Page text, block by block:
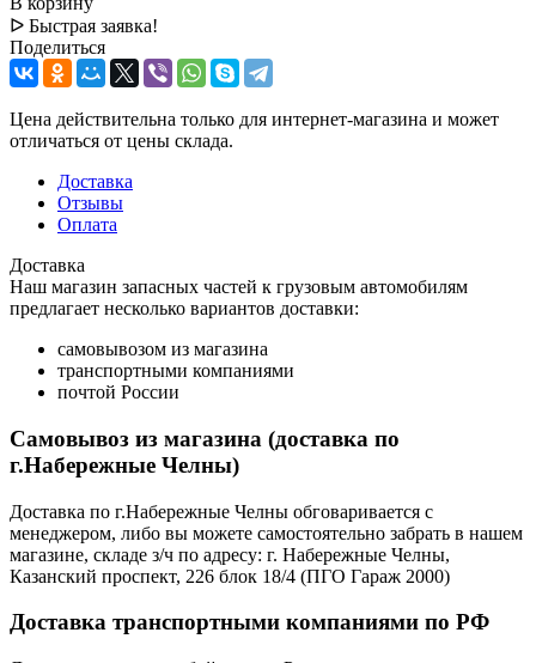
ᐅ Быстрая заявка!
Поделиться
Цена действительна только для интернет-магазина и может
отличаться от цены склада.
Доставка
Отзывы
Оплата
Доставка
Наш магазин запасных частей к грузовым автомобилям
предлагает несколько вариантов доставки:
самовывозом из магазина
транспортными компаниями
почтой России
Самовывоз из магазина (доставка по
г.Набережные Челны)
Доставка по г.Набережные Челны обговаривается с
менеджером, либо вы можете самостоятельно забрать в нашем
магазине, складе з/ч по адресу: г. Набережные Челны,
Казанский проспект, 226 блок 18/4 (ПГО Гараж 2000)
Доставка транспортными компаниями по РФ